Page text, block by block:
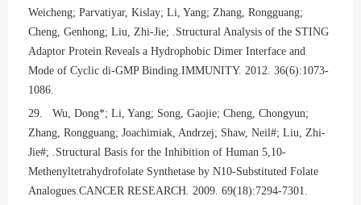
Weicheng; Parvatiyar, Kislay; Li, Yang; Zhang, Rongguang;
Cheng, Genhong; Liu, Zhi-Jie; .Structural Analysis of the STING
Adaptor Protein Reveals a Hydrophobic Dimer Interface and
Mode of Cyclic di-GMP Binding.IMMUNITY. 2012. 36(6):1073-
1086.
29. Wu, Dong*; Li, Yang; Song, Gaojie; Cheng, Chongyun;
Zhang, Rongguang; Joachimiak, Andrzej; Shaw, Neil#; Liu, Zhi-
Jie#; .Structural Basis for the Inhibition of Human 5,10-
Methenyltetrahydrofolate Synthetase by N10-Substituted Folate
Analogues.CANCER RESEARCH. 2009. 69(18):7294-7301.